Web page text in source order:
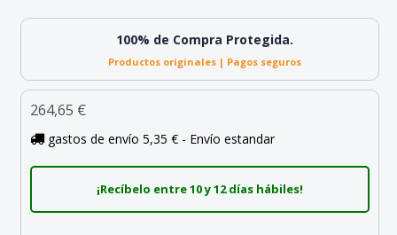
100% de Compra Protegida.
Productos originales | Pagos seguros
264,65 €
gastos de envío 5,35 € - Envío estandar
¡Recíbelo entre 10 y 12 días hábiles!